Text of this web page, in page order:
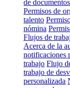
de documentos
Permisos de
talento
nómina
Flujos de
Acerca de la
notificaciones
trabajo Flujo
trabajo de
personalizada